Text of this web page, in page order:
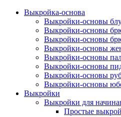
Выкройка-основа
Выкройки-основы
Выкройки-основы
Выкройки-основы
Выкройки-основы
Выкройки-основы
Выкройки-основы
Выкройки-основы
Выкройки-основы
Выкройки
Выкройки для
Простые